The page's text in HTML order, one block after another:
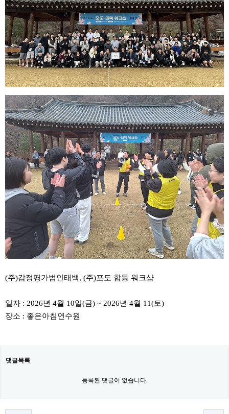
(주)감정평가법인태백, (주)포도 합동 워크샵
일자 : 2026년 4월 10일(금) ~ 2026년 4월 11(토)
장소 : 좋은아침연수원
댓글목록
등록된 댓글이 없습니다.